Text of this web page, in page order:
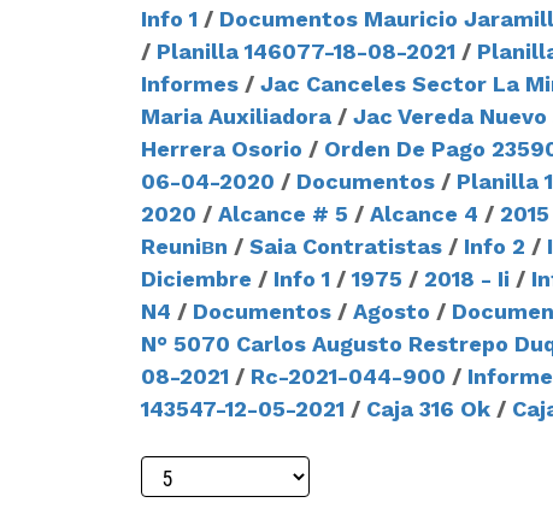
Info 1 / Documentos Mauricio
/ Planilla 146077-18-08-2021 /
Informes / Jac Canceles Sector La
Maria Auxiliadora / Jac Vereda Nuevo
Herrera Osorio / Orden De Pago
06-04-2020 / Documentos / Planilla
2020 / Alcance # 5 / Alcance 4 / 2015
Reuniвn / Saia Contratistas / Info 2 /
Diciembre / Info 1 / 1975 / 2018 - Ii /
N4 / Documentos / Agosto /
N° 5070 Carlos Augusto Restrepo
08-2021 / Rc-2021-044-900 /
143547-12-05-2021 / Caja 316 Ok /